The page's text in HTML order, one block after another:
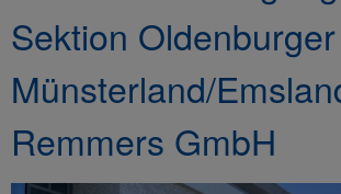
Sektion Oldenburger
Münsterland/
Remmers GmbH